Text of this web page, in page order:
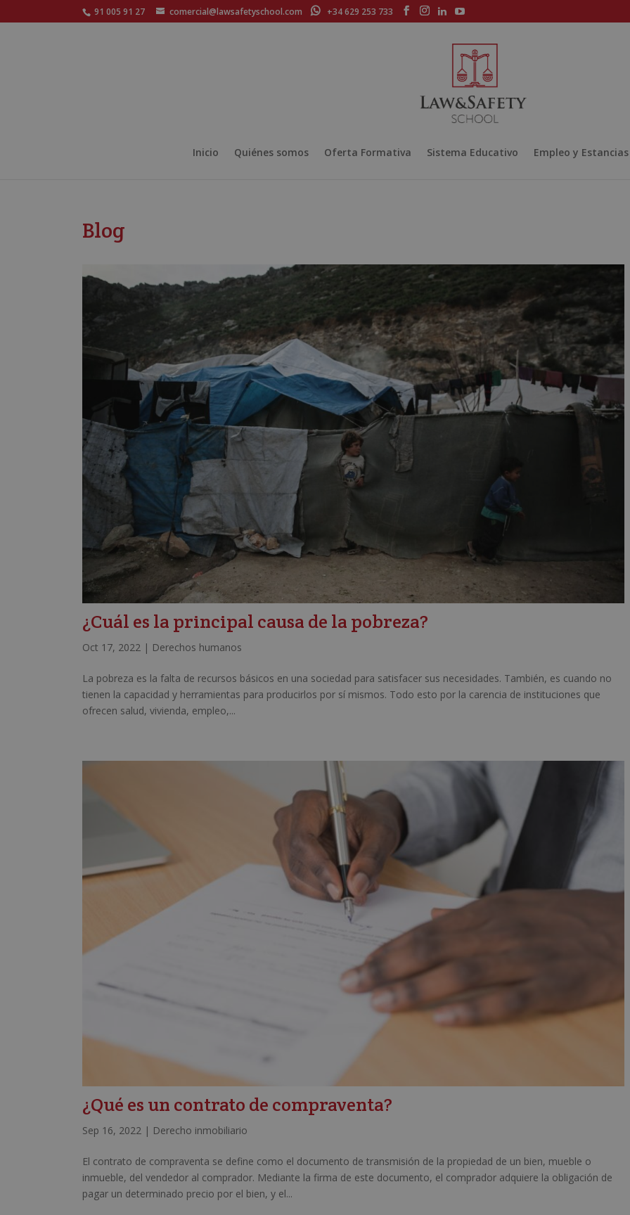
91 005 91 27 comercial@lawsafetyschool.com +34 629 253 733
Inicio Quiénes somos Oferta Formativa Sistema Educativo Empleo y
Blog
¿Cuál es la principal causa de la pobreza?
Oct 17, 2022 | Derechos humanos
La pobreza es la falta de recursos básicos en una sociedad para satisfacer sus necesidades. También, es cuando no
tienen la capacidad y herramientas para producirlos por sí mismos. Todo esto por la carencia de instituciones que
ofrecen salud, vivienda, empleo,...
¿Qué es un contrato de compraventa?
Sep 16, 2022 | Derecho inmobiliario
El contrato de compraventa se define como el documento de transmisión de la propiedad de un bien, mueble o
inmueble, del vendedor al comprador. Mediante la firma de este documento, el comprador adquiere la obligación de
pagar un determinado precio por el bien, y el...